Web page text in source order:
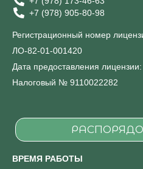
+7 (978) 905-80-98
Регистрационный номер
ЛО-82-01-001420
Дата предоставления
Налоговый № 9110022282
ВРЕМЯ РАБОТЫ